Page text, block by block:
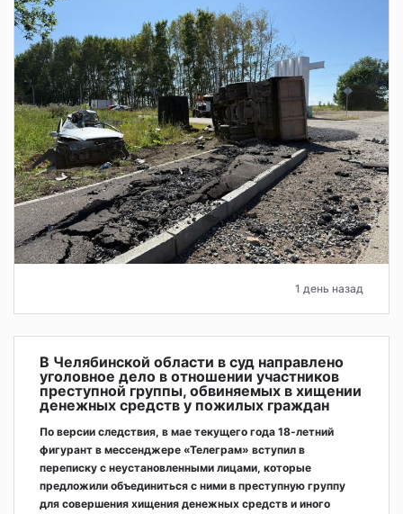
1 день назад
В Челябинской области в суд направлено
уголовное дело в отношении участников
преступной группы, обвиняемых в хищении
денежных средств у пожилых граждан
По версии следствия, в мае текущего года 18-летний
фигурант в мессенджере «Телеграм» вступил в
переписку с неустановленными лицами, которые
предложили объединиться с ними в преступную группу
для совершения хищения денежных средств и иного